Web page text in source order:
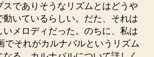
スでありそうなリズムとはどうや
動いているらしい。だた、それは
いメロディだった。のちに、私は
でそれがカルナバルというリズム